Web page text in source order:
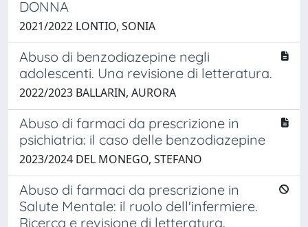
DONNA
2021/2022 LONTIO, SONIA
Abuso di benzodiazepine negli
adolescenti. Una revisione di letteratura.
2022/2023 BALLARIN, AURORA
Abuso di farmaci da prescrizione in
psichiatria: il caso delle benzodiazepine
2023/2024 DEL MONEGO, STEFANO
Abuso di farmaci da prescrizione in
Salute Mentale: il ruolo dell'infermiere.
Ricerca e revisione di letteratura.